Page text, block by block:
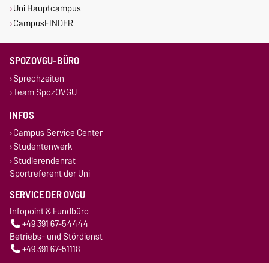
Uni Hauptcampus
CampusFINDER
SPOZOVGU-BÜRO
Sprechzeiten
Team SpozOVGU
INFOS
Campus Service Center
Studentenwerk
Studierendenrat
Sportreferent der Uni
SERVICE DER OVGU
Infopoint & Fundbüro
+49 391 67-54444
Betriebs- und Stördienst
+49 391 67-51118